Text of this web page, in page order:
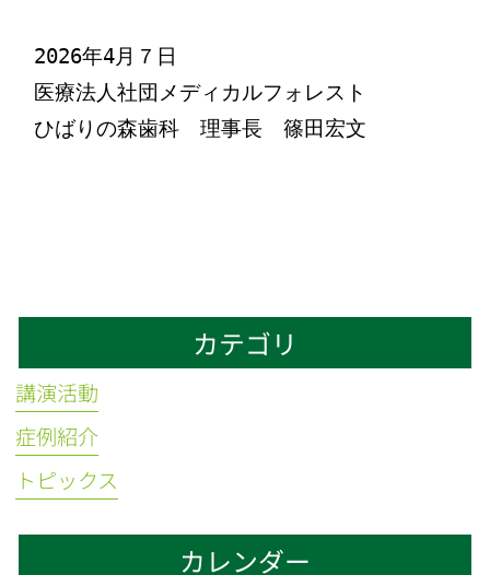
2026年4月７日
医療法人社団メディカルフォレスト
ひばりの森歯科　理事長　篠田宏文
カテゴリ
講演活動
症例紹介
トピックス
カレンダー